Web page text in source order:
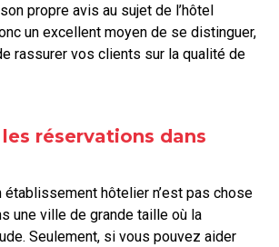
propre avis au sujet de l’hôtel
un excellent moyen de se distinguer,
rassurer vos clients sur la qualité de
réservations dans
établissement hôtelier n’est pas chose
une ville de grande taille où la
Seulement, si vous pouvez aider